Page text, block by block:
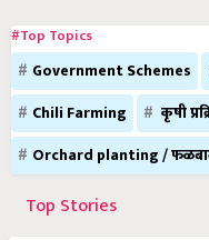
#Top Topics
Government Schemes
Chili Farming
कृषी
Orchard planting /
Top Stories